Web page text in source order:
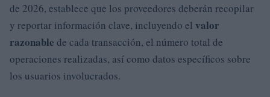
de 2026, establece que los proveedores deberán recopilar
y reportar información clave, incluyendo el valor
razonable de cada transacción, el número total de
operaciones realizadas, así como datos específicos sobre
los usuarios involucrados.